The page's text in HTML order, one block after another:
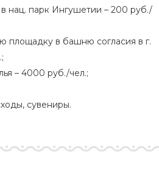
нац. парк Ингушетии – 200 руб./
площадку в башню согласия в г.
– 4000 руб./чел.;
сувениры.